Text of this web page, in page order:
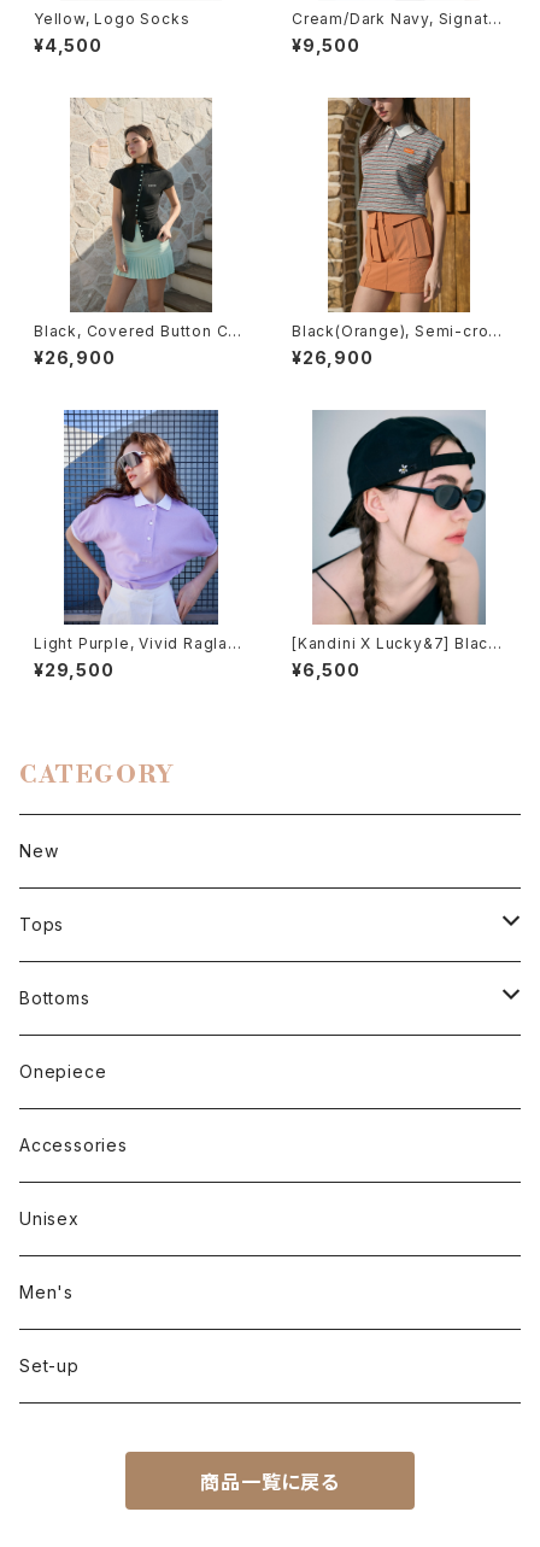
Yellow, Logo Socks
¥4,500
Cream/Dark Navy, Signatur
e Visor Hat (Colorblock)
¥9,500
Black, Covered Button Car
digan (short sleeve)
¥26,900
Black(Orange), Semi-crop
ped Sleeveless Polo
¥26,900
Light Purple, Vivid Raglan
Polo
¥29,500
[Kandini X Lucky&7] Black,
Ballcap
¥6,500
CATEGORY
New
Tops
Short sleeve
Long sleeve
Sleeveless
Outer
Bottoms
Pants
Skirt
Onepiece
Accessories
Unisex
Men's
Set-up
商品一覧に戻る